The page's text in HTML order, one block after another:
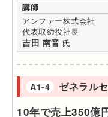
講師
アンファー株式会社
代表取締役社長
吉田 南音 氏
A1-4 ゼネラル
10年で売上350億